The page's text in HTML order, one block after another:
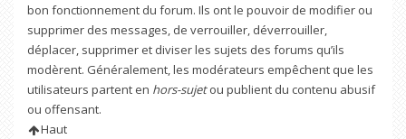
bon fonctionnement du forum. Ils ont le pouvoir de modifier ou
supprimer des messages, de verrouiller, déverrouiller,
déplacer, supprimer et diviser les sujets des forums qu’ils
modèrent. Généralement, les modérateurs empêchent que les
utilisateurs partent en hors-sujetou publient du contenu abusif
ou offensant.
Haut